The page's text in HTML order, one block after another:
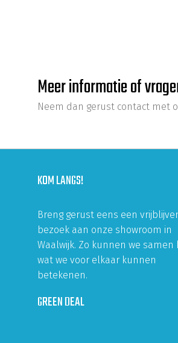
Meer informatie of
Neem dan gerust contact met
KOM LANGS!
Breng gerust eens een
bezoek aan onze showroom in
Waalwijk. Zo kunnen we samen
wat we voor elkaar kunnen
betekenen.
GREEN DEAL